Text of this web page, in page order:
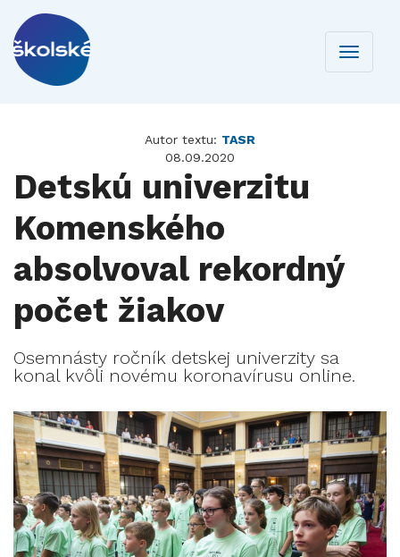
Toggle
Autor textu: TASR
08.09.2020
Detskú univerzitu
Komenského
absolvoval rekordný
počet žiakov
Osemnásty ročník detskej univerzity sa
konal kvôli novému koronavírusu online.